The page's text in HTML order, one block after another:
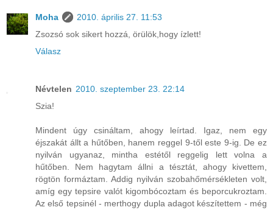
Moha
2010. április 27. 11:53
Zsozsó sok sikert hozzá, örülök,hogy ízlett!
Válasz
Névtelen 2010. szeptember 23. 22:14
Szia!
Mindent úgy csináltam, ahogy leírtad. Igaz, nem egy
éjszakát állt a hűtőben, hanem reggel 9-től este 9-ig. De ez
nyilván ugyanaz, mintha estétől reggelig lett volna a
hűtőben. Nem hagytam állni a tésztát, ahogy kivettem,
rögtön formáztam. Addig nyilván szobahőmérsékleten volt,
amíg egy tepsire valót kigombócoztam és beporcukroztam.
Az első tepsinél - merthogy dupla adagot készítettem - még